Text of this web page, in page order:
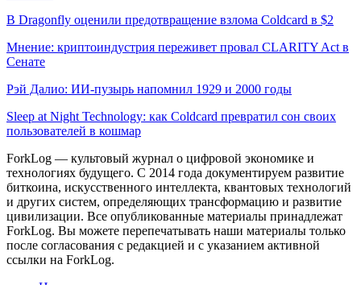
В Dragonfly оценили предотвращение взлома Coldcard в $2
Мнение: криптоиндустрия переживет провал CLARITY Act в
Сенате
Рэй Далио: ИИ-пузырь напомнил 1929 и 2000 годы
Sleep at Night Technology: как Coldcard превратил сон своих
пользователей в кошмар
ForkLog — культовый журнал о цифровой экономике и
технологиях будущего. С 2014 года документируем развитие
биткоина, искусственного интеллекта, квантовых технологий
и других систем, определяющих трансформацию и развитие
цивилизации. Все опубликованные материалы принадлежат
ForkLog. Вы можете перепечатывать наши материалы только
после согласования с редакцией и с указанием активной
ссылки на ForkLog.